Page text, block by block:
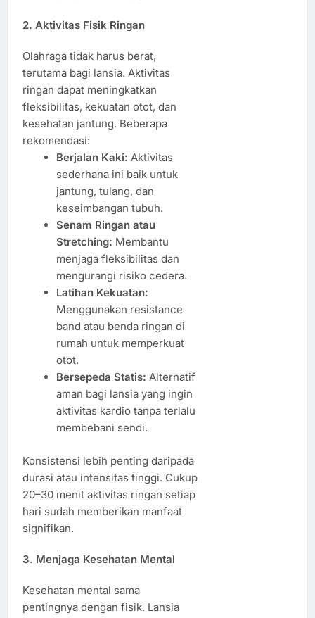
2. Aktivitas Fisik Ringan
Olahraga tidak harus berat,
terutama bagi lansia. Aktivitas
ringan dapat meningkatkan
fleksibilitas, kekuatan otot, dan
kesehatan jantung. Beberapa
rekomendasi:
Berjalan Kaki: Aktivitas
sederhana ini baik untuk
jantung, tulang, dan
keseimbangan tubuh.
Senam Ringan atau
Stretching: Membantu
menjaga fleksibilitas dan
mengurangi risiko cedera.
Latihan Kekuatan:
Menggunakan resistance
band atau benda ringan di
rumah untuk memperkuat
otot.
Bersepeda Statis: Alternatif
aman bagi lansia yang ingin
aktivitas kardio tanpa terlalu
membebani sendi.
Konsistensi lebih penting daripada
durasi atau intensitas tinggi. Cukup
20–30 menit aktivitas ringan setiap
hari sudah memberikan manfaat
signifikan.
3. Menjaga Kesehatan Mental
Kesehatan mental sama
pentingnya dengan fisik. Lansia